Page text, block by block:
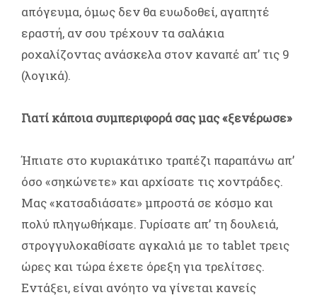
απόγευμα, όμως δεν θα ευωδοθεί, αγαπητέ
εραστή, αν σου τρέχουν τα σαλάκια
ροχαλίζοντας ανάσκελα στον καναπέ απ’ τις 9
(λογικά).
Γιατί κάποια συμπεριφορά σας μας «ξενέρωσε»
Ήπιατε στο κυριακάτικο τραπέζι παραπάνω απ’
όσο «σηκώνετε» και αρχίσατε τις χοντράδες.
Μας «κατσαδιάσατε» μπροστά σε κόσμο και
πολύ πληγωθήκαμε. Γυρίσατε απ’ τη δουλειά,
στρογγυλοκαθίσατε αγκαλιά με το tablet τρεις
ώρες και τώρα έχετε όρεξη για τρελίτσες.
Εντάξει, είναι ανόητο να γίνεται κανείς